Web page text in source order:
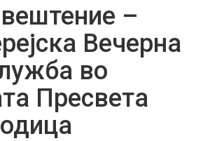
–
Вечерна
во
Пресвета